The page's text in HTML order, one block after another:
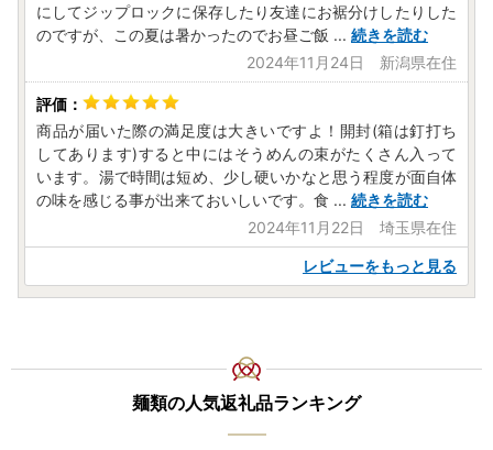
にしてジップロックに保存したり友達にお裾分けしたりした
のですが、この夏は暑かったのでお昼ご飯 ... 続きを読む
2024年11月24日 新潟県在住
商品が届いた際の満足度は大きいですよ！開封(箱は釘打ち
してあります)すると中にはそうめんの束がたくさん入って
います。湯で時間は短め、少し硬いかなと思う程度が面自体
の味を感じる事が出来ておいしいです。食 ... 続きを読む
2024年11月22日 埼玉県在住
レビューをもっと見る
麺類の人気返礼品ランキング